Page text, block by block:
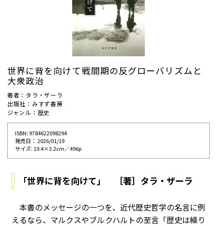
世界に背を向けて――戦間期の反グローバリズムと
大衆政治
著者：タラ・ザーラ
出版社：みすず書房
ジャンル：歴史
ISBN: 9784622098294
発売⽇： 2026/01/19
サイズ: 19.4×3.2cm／496p
「世界に背を向けて」 ［著］タラ・ザーラ
本書のメッセージの一つを、近代歴史哲学の名言に例
えるなら、マルクスやブルクハルトの至言「歴史は繰り